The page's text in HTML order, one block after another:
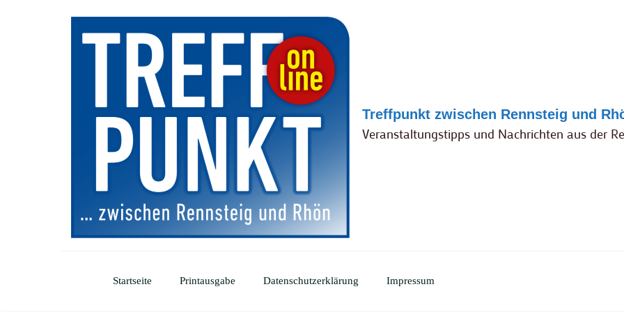
Treffpunkt zwischen Rennsteig und
Veranstaltungstipps und Nachrichten aus der
Startseite Printausgabe Datenschutzerklärung Impressum